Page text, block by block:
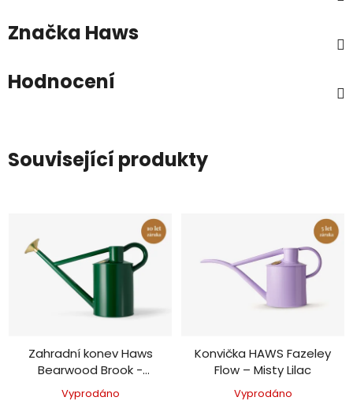
Značka Haws
Hodnocení
Související produkty
Zahradní konev Haws
Bearwood Brook -
Green
10 let záruka!
Vyprodáno
Konvička HAWS Fazeley
Flow – Misty Lilac
Vyprodáno